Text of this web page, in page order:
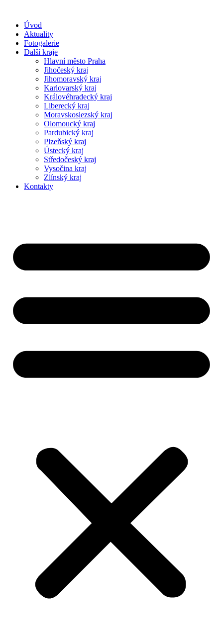
Úvod
Aktuality
Fotogalerie
Další kraje
Hlavní město Praha
Jihočeský kraj
Jihomoravský kraj
Karlovarský kraj
Královéhradecký kraj
Liberecký kraj
Moravskoslezský kraj
Olomoucký kraj
Pardubický kraj
Plzeňský kraj
Ústecký kraj
Středočeský kraj
Vysočina kraj
Zlínský kraj
Kontakty